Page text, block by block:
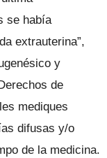
se había
extrauterina”,
y
de
mediques
difusas y/o
de la medicina.